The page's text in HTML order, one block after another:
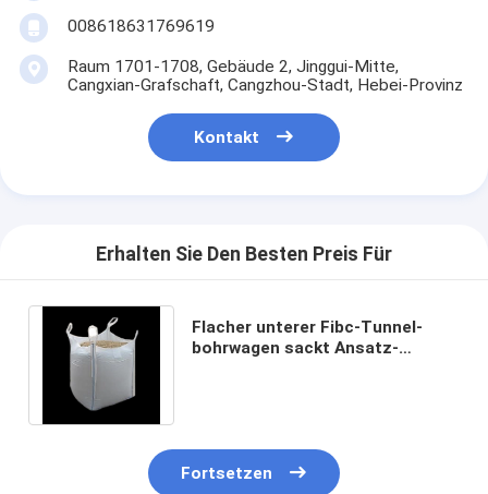
008618631769619
Raum 1701-1708, Gebäude 2, Jinggui-Mitte,
Cangxian-Grafschaft, Cangzhou-Stadt, Hebei-Provinz
Kontakt
Erhalten Sie Den Besten Preis Für
Flacher unterer Fibc-Tunnel-
bohrwagen sackt Ansatz-
Fortsetzen